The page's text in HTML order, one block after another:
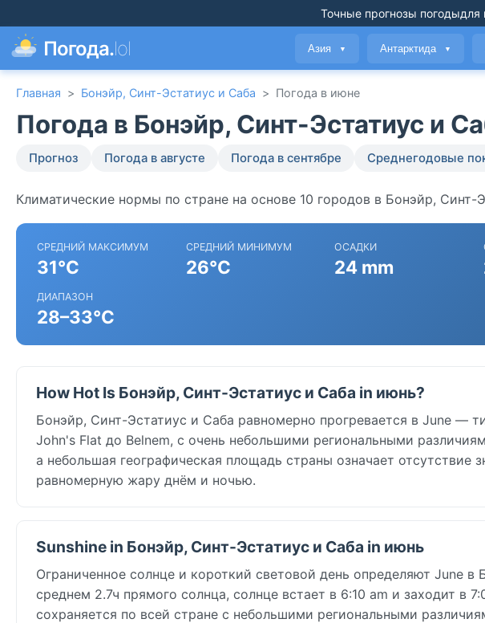
Точные прогнозы погодыдля
Погода.lol Азия ▼ Антарктида ▼
Главная > Бонэйр, Синт-Эстатиус и Саба > Погода в июне
Погода в Бонэйр, Синт-Эстатиус и
Прогноз Погода в августе Погода в сентябре Среднегодовые
Климатические нормы по стране на основе 10 городов в Бонэйр, Синт-
СРЕДНИЙ МАКСИМУМ
31°C
СРЕДНИЙ МИНИМУМ
26°C
ОСАДКИ
24 mm
ДИАПАЗОН
28–33°C
How Hot Is Бонэйр, Синт-Эстатиус и Саба in июнь?
Бонэйр, Синт-Эстатиус и Саба равномерно прогревается в June —
John's Flat до Belnem, с очень небольшими региональными
а небольшая географическая площадь страны означает отсутствие
равномерную жару днём и ночью.
Sunshine in Бонэйр, Синт-Эстатиус и Саба in июнь
Ограниченное солнце и короткий световой день определяют June
среднем 2.7ч прямого солнца, солнце встает в 6:10 am и заходит в
сохраняется по всей стране с небольшими региональными